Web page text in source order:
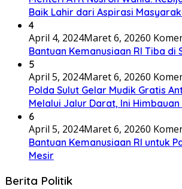
Baik Lahir dari Aspirasi
4
April 4, 2024Maret 6, 20260
Bantuan Kemanusiaan RI Tiba di
5
April 5, 2024Maret 6, 20260
Polda Sulut Gelar Mudik Gratis
Melalui Jalur Darat, Ini
6
April 5, 2024Maret 6, 20260
Bantuan Kemanusiaan RI untuk
Mesir
Berita Politik